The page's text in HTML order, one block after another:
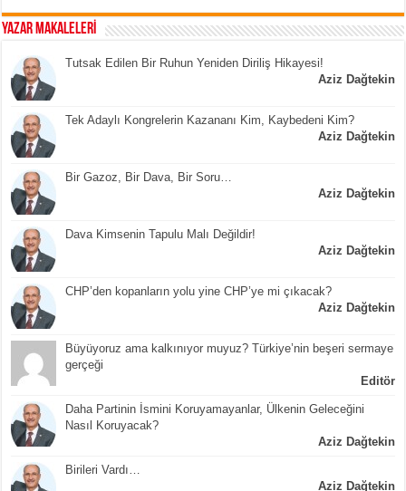
YAZAR MAKALELERİ
Tutsak Edilen Bir Ruhun Yeniden Diriliş Hikayesi!
Aziz Dağtekin
Tek Adaylı Kongrelerin Kazananı Kim, Kaybedeni Kim?
Aziz Dağtekin
Bir Gazoz, Bir Dava, Bir Soru…
Aziz Dağtekin
Dava Kimsenin Tapulu Malı Değildir!
Aziz Dağtekin
CHP’den kopanların yolu yine CHP’ye mi çıkacak?
Aziz Dağtekin
Büyüyoruz ama kalkınıyor muyuz? Türkiye’nin beşeri sermaye
gerçeği
Editör
Daha Partinin İsmini Koruyamayanlar, Ülkenin Geleceğini
Nasıl Koruyacak?
Aziz Dağtekin
Birileri Vardı…
Aziz Dağtekin